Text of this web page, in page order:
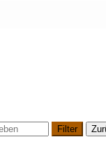
Filter